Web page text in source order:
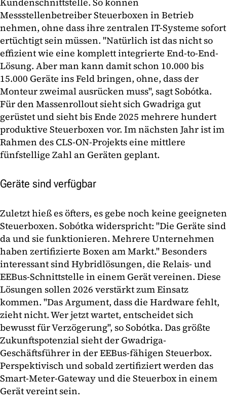
Messstellenbetreiber Steuerboxen in Betrieb
nehmen, ohne dass ihre zentralen IT-Systeme sofort
ertüchtigt sein müssen. "Natürlich ist das nicht so
effizient wie eine komplett integrierte End-to-End-
Lösung. Aber man kann damit schon 10.000 bis
15.000 Geräte ins Feld bringen, ohne, dass der
Monteur zweimal ausrücken muss", sagt Sobótka.
Für den Massenrollout sieht sich Gwadriga gut
gerüstet und sieht bis Ende 2025 mehrere hundert
produktive Steuerboxen vor. Im nächsten Jahr ist im
Rahmen des CLS-ON-Projekts eine mittlere
fünfstellige Zahl an Geräten geplant.
Geräte sind verfügbar
Zuletzt hieß es öfters, es gebe noch keine geeigneten
Steuerboxen. Sobótka widerspricht: "Die Geräte sind
da und sie funktionieren. Mehrere Unternehmen
haben zertifizierte Boxen am Markt." Besonders
interessant sind Hybridlösungen, die Relais- und
EEBus-Schnittstelle in einem Gerät vereinen. Diese
Lösungen sollen 2026 verstärkt zum Einsatz
kommen. "Das Argument, dass die Hardware fehlt,
zieht nicht. Wer jetzt wartet, entscheidet sich
bewusst für Verzögerung", so Sobótka. Das größte
Zukunftspotenzial sieht der Gwadriga-
Geschäftsführer in der EEBus-fähigen Steuerbox.
Perspektivisch und sobald zertifiziert werden das
Smart-Meter-Gateway und die Steuerbox in einem
Gerät vereint sein.